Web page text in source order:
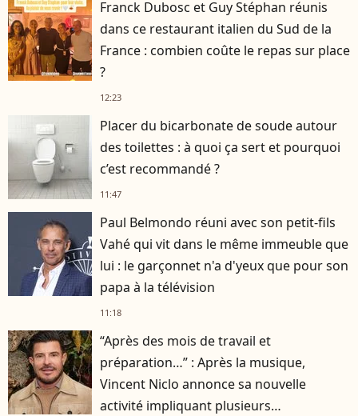
Franck Dubosc et Guy Stéphan réunis
dans ce restaurant italien du Sud de la
France : combien coûte le repas sur place
?
12:23
Placer du bicarbonate de soude autour
des toilettes : à quoi ça sert et pourquoi
c’est recommandé ?
11:47
Paul Belmondo réuni avec son petit-fils
Vahé qui vit dans le même immeuble que
lui : le garçonnet n'a d'yeux que pour son
papa à la télévision
11:18
“Après des mois de travail et
préparation…” : Après la musique,
Vincent Niclo annonce sa nouvelle
activité impliquant plusieurs